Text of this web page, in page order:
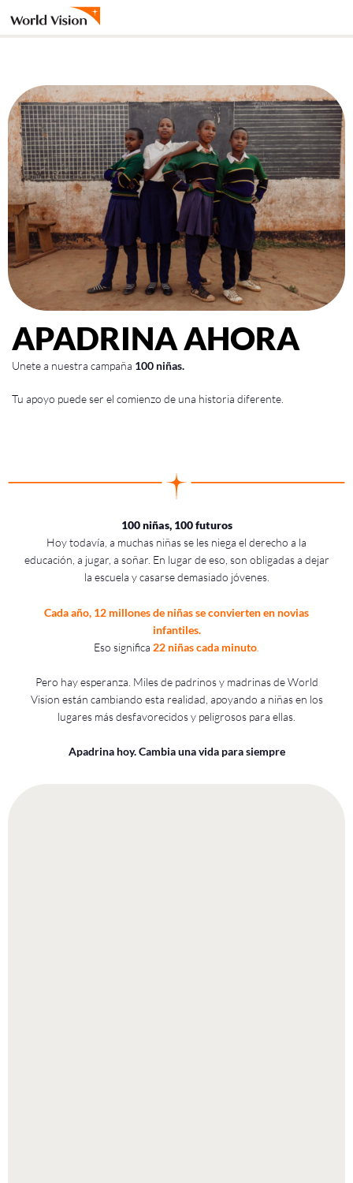
APADRINA AHORA
Unete a nuestra campaña 100 niñas.
Tu apoyo puede ser el comienzo de una historia diferente.
100 niñas, 100 futuros
Hoy todavía, a muchas niñas se les niega el derecho a la
educación, a jugar, a soñar. En lugar de eso, son obligadas a dejar
la escuela y casarse demasiado jóvenes.
Cada año, 12 millones de niñas se convierten en novias
infantiles.
Eso significa 22 niñas cada minuto
Pero hay esperanza. Miles de padrinos y madrinas de World
Vision están cambiando esta realidad, apoyando a niñas en los
lugares más desfavorecidos y peligrosos para ellas.
Apadrina hoy. Cambia una vida para siempre